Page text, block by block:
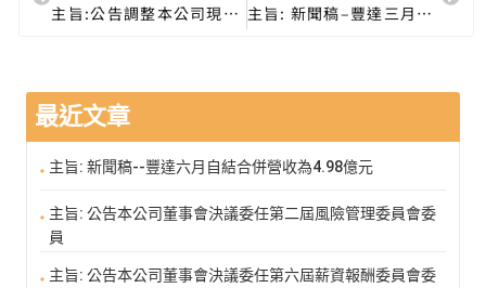
主旨:公告調整本公司現金股利配息率 主旨: 新聞稿–豐達三月自結合併營收為3.45億元
最近文章
主旨: 新聞稿--豐達六月自結合併營收為4.98億元
主旨: 公告本公司董事會決議委任第二屆風險管理委員會委
員
主旨: 公告本公司董事會決議委任第六屆薪資報酬委員會委